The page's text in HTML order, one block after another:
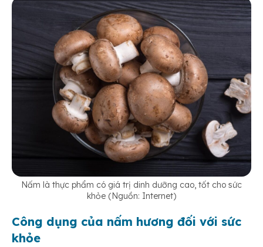
Nấm là thực phẩm có giá trị dinh dưỡng cao, tốt cho sức
khỏe (Nguồn: Internet)
Công dụng của nấm hương đối với sức
khỏe